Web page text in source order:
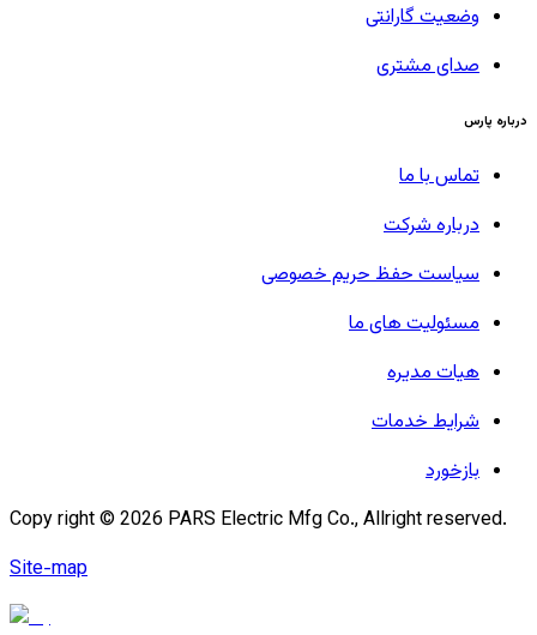
وضعیت گارانتی
صدای مشتری
درباره پارس
تماس با ما
درباره شرکت
سیاست حفظ حریم خصوصی
مسئولیت های ما
هیات مدیره
شرایط خدمات
بازخورد
Copy right © 2026 PARS Electric Mfg Co., Allright reserved.
Site-map